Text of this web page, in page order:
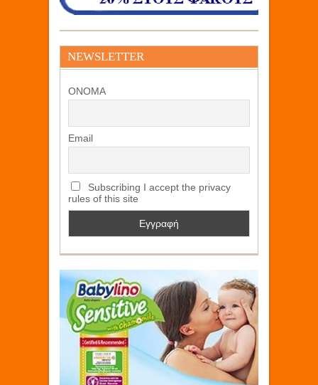
NEWSLETTER
ΟΝΟΜΑ
Email
Subscribing I accept the privacy
rules of this site